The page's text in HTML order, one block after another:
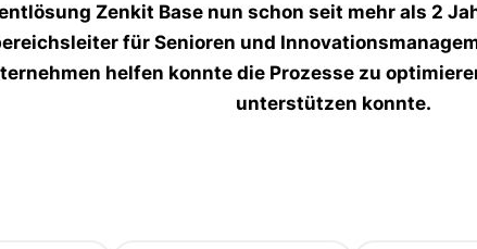
Zenkit Base nun schon seit mehr als 2
für Senioren und
helfen konnte die Prozesse zu
unterstützen konnte.